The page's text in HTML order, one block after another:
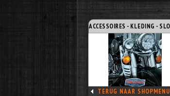
ACCESSOIRES - KLEDING -
TERUG NAAR SHOPMENU